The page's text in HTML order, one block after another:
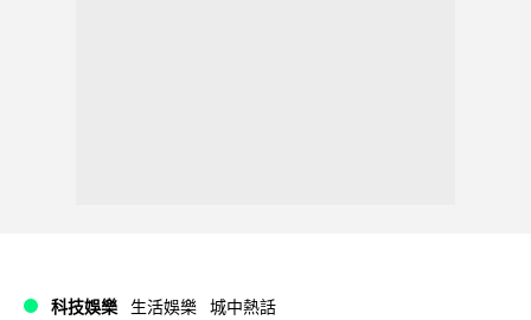
科技娛樂 生活娛樂 城中熱話